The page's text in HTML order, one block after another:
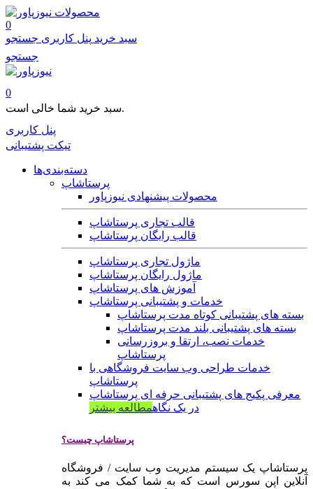
محصولات
0
سبد خرید پنل کاربری جستجو
جستجو
0
سبد خرید شما خالی است.
پنل کاربری
تیکت پشتیبانی
دسته‌بندی‌ها
پرستاشاپ
محصولات پیشنهادی نیوزپاور
قالب تجاری پرستاشاپ
قالب رایگان پرستاشاپ
ماژول تجاری پرستاشاپ
ماژول رایگان پرستاشاپ
آموزش های پرستاشاپ
خدمات و پشتیبانی پرستاشاپ
بسته های پشتیبانی کوتاه مدت پرستاشاپ
بسته های پشتیبانی بلند مدت پرستاشاپ
خدمات نصب، ارتقا و بروزرسانی
پرستاشاپ
خدمات طراحی وب سایت فروشگاهی با
پرستاشاپ
معرفی پکیج های پشتیبانی حرفه ای پرستاشاپ
در یک نگاهمطالعه بیشتر
پرستاشاپ چیست؟
پرستاشاپ یک سیستم مدیریت وب سایت / فروشگاه
آنلاین اپن سورس است که به شما کمک می کند به